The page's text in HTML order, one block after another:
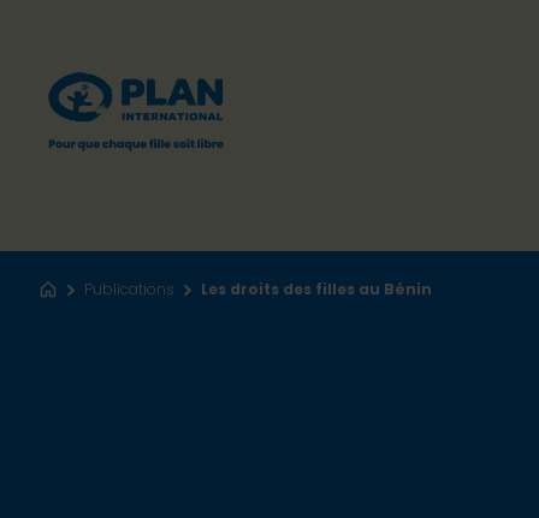
AccueilPublications Les droits des filles au Bénin